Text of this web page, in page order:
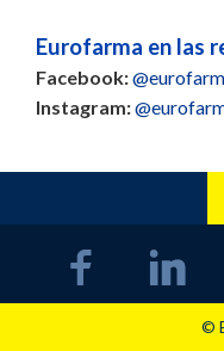
Eurofarma en las
Facebook:
Instagram:
©